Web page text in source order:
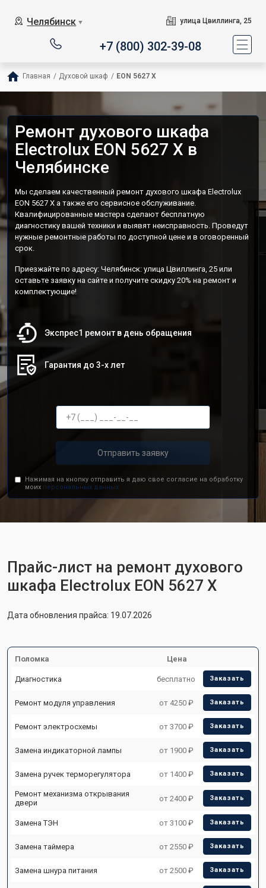
Челябинск ▼ улица Цвиллинга, 25
+7 (800) 302-39-08
Главная / Духовой шкаф / EON 5627 X
Ремонт духового шкафа
Electrolux EON 5627 X в
Челябинске
Мы сделаем качественный ремонт духового шкафа Electrolux
EON 5627 X а также его сервисное обслуживание.
Квалифицированные мастера сделают бесплатную
диагностику вашей техники и выявят неисправность. Проведут
нужные ремонтные работы по доступной цене и в оговоренный
срок.
Приезжайте по адресу: Челябинск: улица Цвиллинга, 25 или
оставьте заявку на сайте и получите скидку 20% на ремонт и
комплектующие!
Экспрес1 ремонт в день обращения
Гарантия до 3-х лет
Отправить заявку
Нажимая на кнопку отправить я даю свое согласие на обработку
моих персональных данных.
Прайс-лист на ремонт духового
шкафа Electrolux EON 5627 X
Дата обновления прайса: 19.07.2026
Поломка Цена
Диагностика бесплатно Заказать
Ремонт модуля управления от 4250 ₽ Заказать
Ремонт электросхемы от 3700 ₽ Заказать
Замена индикаторной лампы от 1900 ₽ Заказать
Замена ручек терморегулятора от 1400 ₽ Заказать
Ремонт механизма открывания
двери
от 2400 ₽ Заказать
Замена ТЭН от 3100 ₽ Заказать
Замена таймера от 2550 ₽ Заказать
Замена шнура питания от 2500 ₽ Заказать